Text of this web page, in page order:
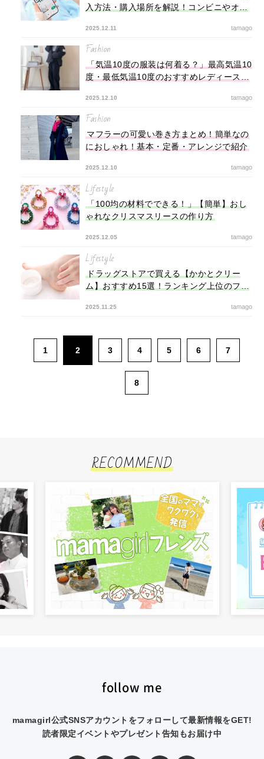
入方法・購入場所を解説！コンビニやオン
2025.12.11 tamago
Fashion
「気温10度の服装は何着る？」最高気温10
度・最低気温10度のおすすめレディースコ
2025.12.10 tamago
Fashion
マフラーの可愛い巻き方まとめ！簡単なの
におしゃれ！基本・定番・アレンジで紹介
2025.12.10 tamago
Lifestyle
「100均の材料でできる！」【簡単】おし
ゃれなクリスマスリースの作り方
2025.12.05 tamago
Lifestyle
ドラッグストアで買える【かかとクリー
ム】おすすめ15選！ランキング上位のフッ
2025.11.25 tamago
1 2 3 4 5 6 7
8
RECOMMEND
follow me
mamagirl公式SNSアカウントをフォローして最新情報をGET!
読者限定イベントやプレゼント告知もお届け中